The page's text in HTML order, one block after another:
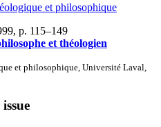
et philosophique
, p. 115–149
et théologien
et philosophique, Université Laval,